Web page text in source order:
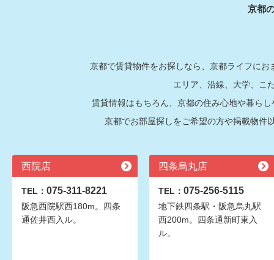
京都
京都で賃貸物件をお探しなら、京都ライフに
エリア、沿線、大学、こ
賃貸情報はもちろん、京都の住み心地や暮ら
京都でお部屋探しをご希望の方や掲載物件
西院店
TEL： 075-311-8221
阪急西院駅西180m。四条
通佐井西入ル。
四条烏丸店
TEL： 075-256-5115
地下鉄四条駅・阪急烏丸駅
西200m。四条通新町東入
ル。